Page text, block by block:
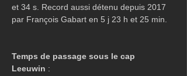
et 34 s. Record aussi détenu depuis 2017
par François Gabart en 5 j 23 h et 25 min.
Temps de passage sous le cap
Leeuwin :